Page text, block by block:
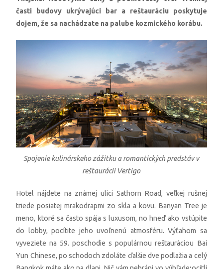
časti budovy ukrývajúci bar a reštauráciu poskytuje
dojem, že sa nachádzate na palube kozmického korábu.
Spojenie kulinárskeho zážitku a romantických predstáv v
reštaurácii Vertigo
Hotel nájdete na známej ulici Sathorn Road, veľkej rušnej
triede posiatej mrakodrapmi zo skla a kovu. Banyan Tree je
meno, ktoré sa často spája s luxusom, no hneď ako vstúpite
do lobby, pocítite jeho uvoľnenú atmosféru. Výťahom sa
vyveziete na 59. poschodie s populárnou reštauráciou Bai
Yun Chinese, po schodoch zdoláte ďalšie dve podlažia a celý